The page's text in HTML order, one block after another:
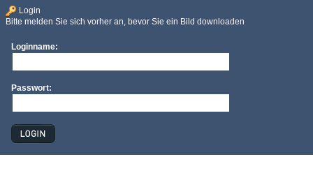
Login
Bitte melden Sie sich vorher an, bevor Sie ein Bild downloaden
Loginname:
Passwort: